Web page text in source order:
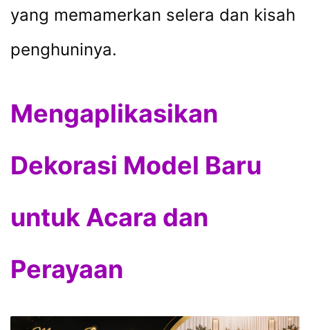
yang memamerkan selera dan kisah
penghuninya.
Mengaplikasikan
Dekorasi Model Baru
untuk Acara dan
Perayaan